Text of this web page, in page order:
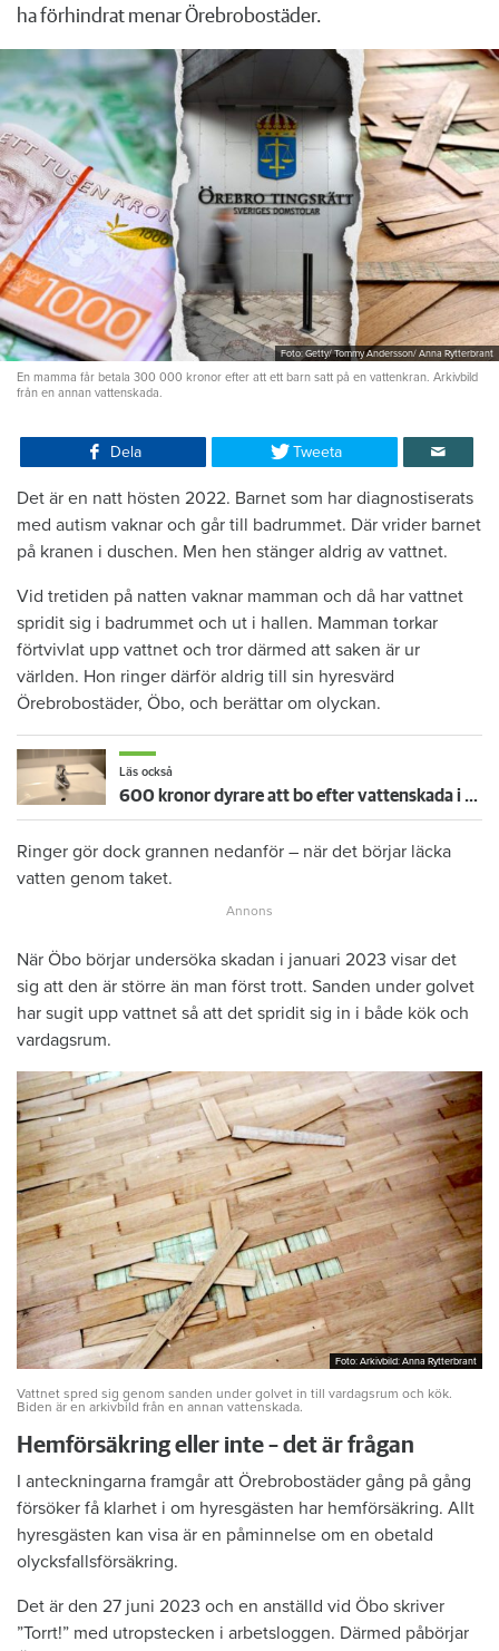
ha förhindrat menar Örebrobostäder.
Foto: Getty/ Tommy Andersson/ Anna Rytterbrant
En mamma får betala 300 000 kronor efter att ett barn satt på en vattenkran. Arkivbild
från en annan vattenskada.
Dela Tweeta
Det är en natt hösten 2022. Barnet som har diagnostiserats
med autism vaknar och går till badrummet. Där vrider barnet
på kranen i duschen. Men hen stänger aldrig av vattnet.
Vid tretiden på natten vaknar mamman och då har vattnet
spridit sig i badrummet och ut i hallen. Mamman torkar
förtvivlat upp vattnet och tror därmed att saken är ur
världen. Hon ringer därför aldrig till sin hyresvärd
Örebrobostäder, Öbo, och berättar om olyckan.
Läs också
600 kronor dyrare att bo efter vattenskada i Varberg
Ringer gör dock grannen nedanför – när det börjar läcka
vatten genom taket.
När Öbo börjar undersöka skadan i januari 2023 visar det
sig att den är större än man först trott. Sanden under golvet
har sugit upp vattnet så att det spridit sig in i både kök och
vardagsrum.
Foto: Arkivbild: Anna Rytterbrant
Foto: Arkivbild: Anna Rytterbrant
Vattnet spred sig genom sanden under golvet in till vardagsrum och kök.
Biden är en arkivbild från en annan vattenskada.
Hemförsäkring eller inte – det är frågan
I anteckningarna framgår att Örebrobostäder gång på gång
försöker få klarhet i om hyresgästen har hemförsäkring. Allt
hyresgästen kan visa är en påminnelse om en obetald
olycksfallsförsäkring.
Det är den 27 juni 2023 och en anställd vid Öbo skriver
”Torrt!” med utropstecken i arbetsloggen. Därmed påbörjar